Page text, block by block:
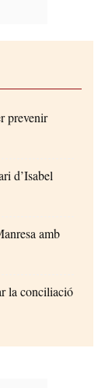
prevenir
d’Isabel
amb
la conciliació